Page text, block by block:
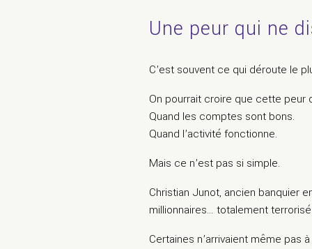
Une peur qui ne
C’est souvent ce qui déroute le
On pourrait croire que cette peur
Quand les comptes sont bons.
Quand l’activité fonctionne.
Mais ce n’est pas si simple.
Christian Junot, ancien banquier
millionnaires… totalement
Certaines n’arrivaient même pas